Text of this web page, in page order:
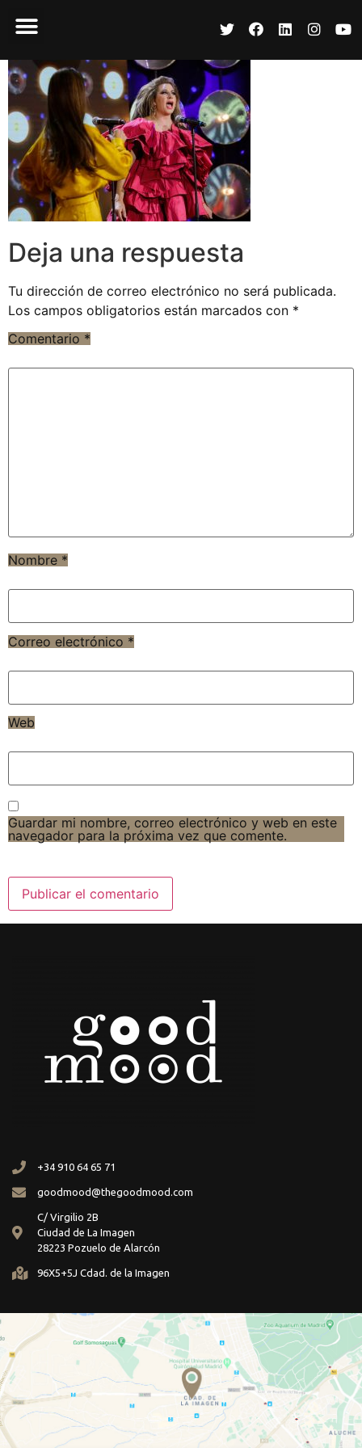
Deja una respuesta
Tu dirección de correo electrónico no será publicada.
Los campos obligatorios están marcados con *
Comentario *
Nombre *
Correo electrónico *
Web
Guardar mi nombre, correo electrónico y web en este
navegador para la próxima vez que comente.
+34 910 64 65 71
goodmood@thegoodmood.com
C/ Virgilio 2B
Ciudad de La Imagen
28223 Pozuelo de Alarcón
96X5+5J Cdad. de la Imagen